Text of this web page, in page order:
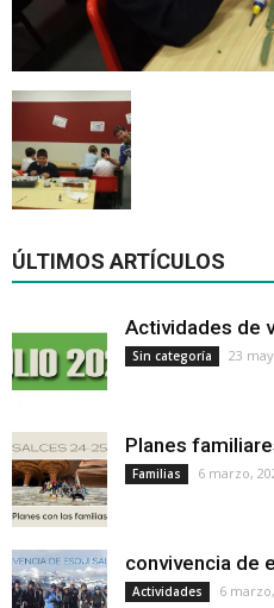
ÚLTIMOS ARTÍCULOS
Actividades de
Sin categoría 23
Planes
Familias 6 marzo,
convivencia de
Actividades 6